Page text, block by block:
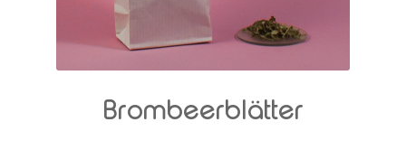
Brombeerblätter